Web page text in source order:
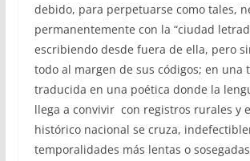
debido, para perpetuarse como tales,
permanentemente con la “ciudad
escribiendo desde fuera de ella, pero
todo al margen de sus códigos; en una
traducida en una poética donde la
llega a convivir con registros rurales y
histórico nacional se cruza,
temporalidades más lentas o